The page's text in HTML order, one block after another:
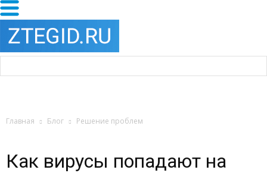
Главная Блог Решение проблем
Как вирусы попадают на